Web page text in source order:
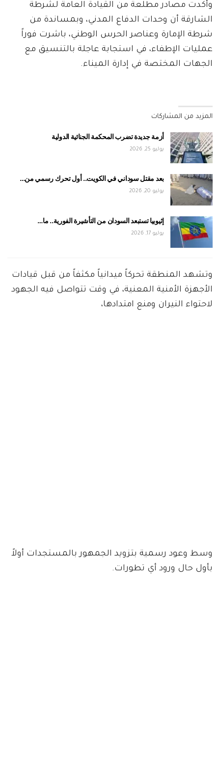
وأكدت مصادر مطلعة من القيادة العامة لشرطة
الشارقة أن وحدات الدفاع المدني، وبمساندة من
شرطة الإمارة وعناصر الحرس الوطني، باشرت فوراً
عمليات الإطفاء، في استجابة عاجلة بالتنسيق مع
الجهات المختصة في إدارة الميناء.
المزيد من المشاركات
أزمة جديدة تضرب المحكمة الجنائية الدولية
يوليو 25, 2026
بعد مقتل سوداني في الكويت.. أول تحرك رسمي من…
يوليو 20, 2026
إثيوبيا تستبعد السودان من التأشيرة الفورية.. ما…
يوليو 17, 2026
وتشهد المنطقة تحركاً ميدانياً مكثفاً من قبل قيادات
الأجهزة الأمنية المعنية، في وقت تتواصل فيه الجهود
لاحتواء النيران ومنع امتدادها،
وسط وعود رسمية بتزويد الجمهور بالمستجدات أولاً
بأول حال ورود أي تطورات.